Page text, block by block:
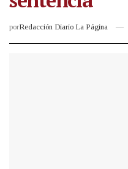
porRedacción Diario La Página